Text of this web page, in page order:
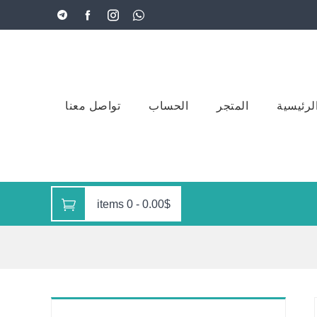
المتجر الحساب تواصل معنا
0.00$
-
0 items